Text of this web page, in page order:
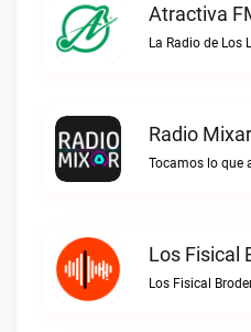
Atractiva
La Radio de Los
Radio
Los Fisical
Los Fisical